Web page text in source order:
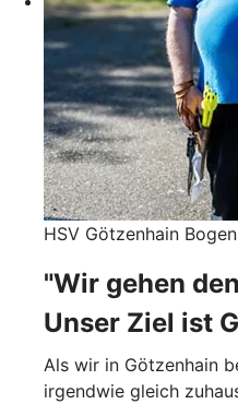
HSV Götzenhain
"Wir gehen
Unser Ziel ist
Als wir in Götzenhain
irgendwie gleich